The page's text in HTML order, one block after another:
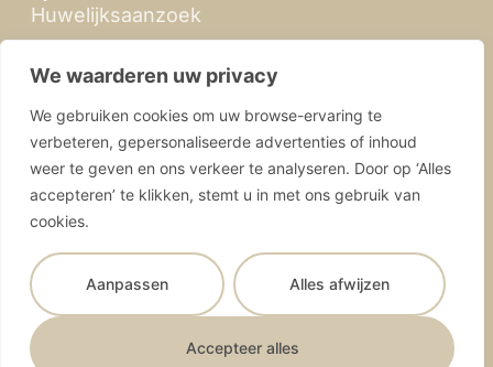
We waarderen uw privacy
We gebruiken cookies om uw browse-ervaring te
verbeteren, gepersonaliseerde advertenties of inhoud
weer te geven en ons verkeer te analyseren. Door op ‘Alles
accepteren’ te klikken, stemt u in met ons gebruik van
cookies.
Aanpassen Alles afwijzen
Accepteer alles
Huwelijksaanzoek
Feria de Abril
Kerst in Sevilla
SevillabyMandy.com | © 2026 Alle rechten
voorbehouden
Algemene voorwaardenPrivacy policy
ToegankelijkheidsverklaringKit Digital
Webdesign:
Selva Digital